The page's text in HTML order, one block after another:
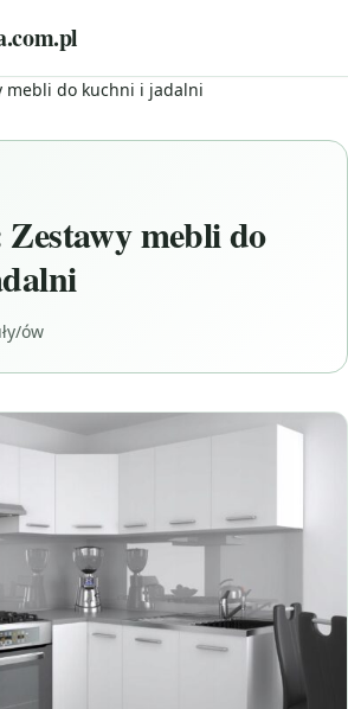
mebli do kuchni i jadalni
Zestawy mebli do
ów